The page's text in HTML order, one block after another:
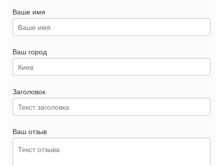
Ваше имя
Ваш город
Заголовок
Ваш отзыв